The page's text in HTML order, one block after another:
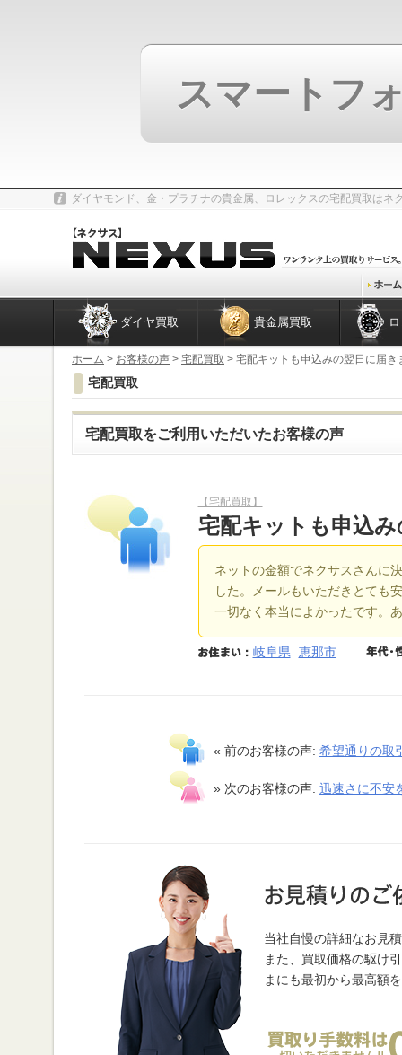
スマートフ
ダイヤモンド、金・プラチナの貴金属、ロレックスの宅配買取はネ
ダイヤ買取 貴金属買取
ホーム > お客様の声 > 宅配買取 > 宅配キットも申込みの翌日に届き
宅配買取
宅配買取をご利用いただいたお客様の声
【宅配買取】
宅配キットも申込
ネットの金額でネクサスさんに
した。メールもいただきとても
一切なく本当によかったです。
岐阜県 恵那市
« 前のお客様の声: 希望通りの取
» 次のお客様の声: 迅速さに不安
当社自慢の詳細なお見
また、買取価格の駆け
まにも最初から最高額